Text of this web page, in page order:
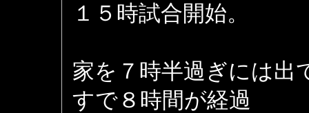
１５時試合開始。
家を７時半過ぎには出
すで８時間が経過